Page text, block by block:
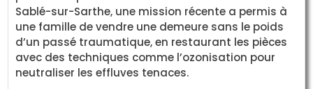
Sablé-sur-Sarthe, une mission récente a permis à
une famille de vendre une demeure sans le poids
d’un passé traumatique, en restaurant les pièces
avec des techniques comme l’ozonisation pour
neutraliser les effluves tenaces.